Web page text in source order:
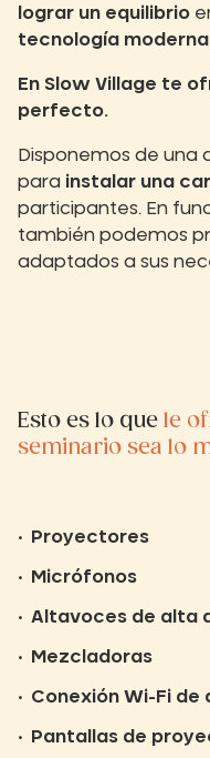
lograr un equilibrio
tecnología moderna
En Slow Village te
perfecto.
Disponemos de una
para instalar una
participantes. En
también podemos
adaptados a sus
Esto es lo que le
seminario sea lo
Proyectores
Micrófonos
Altavoces de alta
Mezcladoras
Conexión Wi-Fi de
Pantallas de